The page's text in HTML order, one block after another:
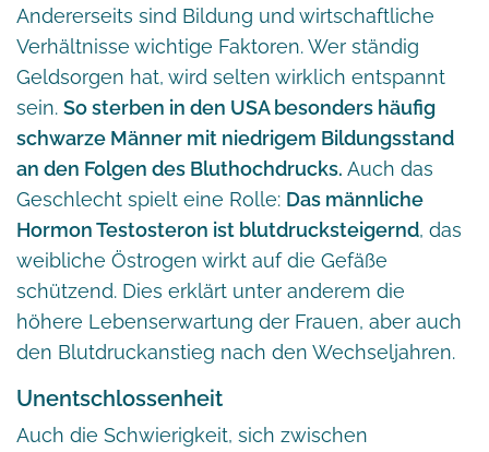
Andererseits sind Bildung und wirtschaftliche
Verhältnisse wichtige Faktoren. Wer ständig
Geldsorgen hat, wird selten wirklich entspannt
sein. So sterben in den USA besonders häufig
schwarze Männer mit niedrigem Bildungsstand
an den Folgen des Bluthochdrucks. Auch das
Geschlecht spielt eine Rolle: Das männliche
Hormon Testosteron ist blutdrucksteigernd, das
weibliche Östrogen wirkt auf die Gefäße
schützend. Dies erklärt unter anderem die
höhere Lebenserwartung der Frauen, aber auch
den Blutdruckanstieg nach den Wechseljahren.
Unentschlossenheit
Auch die Schwierigkeit, sich zwischen